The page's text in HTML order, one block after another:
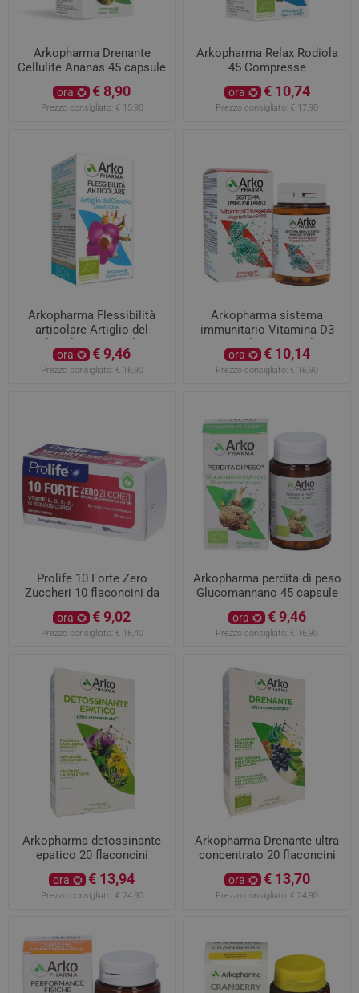
Arkopharma Drenante
Cellulite Ananas 45 capsule
ora € 8,90
Prezzo consigliato: € 15,90
Arkopharma Relax Rodiola
45 Compresse
ora € 10,74
Prezzo consigliato: € 17,90
Arkopharma Flessibilità
articolare Artiglio del
diavolo 45 capsule
ora € 9,46
Prezzo consigliato: € 16,90
Arkopharma sistema
immunitario Vitamina D3
vegetale 45 capsule
ora € 10,14
Prezzo consigliato: € 16,90
Prolife 10 Forte Zero
Zuccheri 10 flaconcini da
8ml
ora € 9,02
Prezzo consigliato: € 16,40
Arkopharma perdita di peso
Glucomannano 45 capsule
ora € 9,46
Prezzo consigliato: € 16,90
Arkopharma detossinante
epatico 20 flaconcini
ora € 13,94
Prezzo consigliato: € 24,90
Arkopharma Drenante ultra
concentrato 20 flaconcini
ora € 13,70
Prezzo consigliato: € 24,90